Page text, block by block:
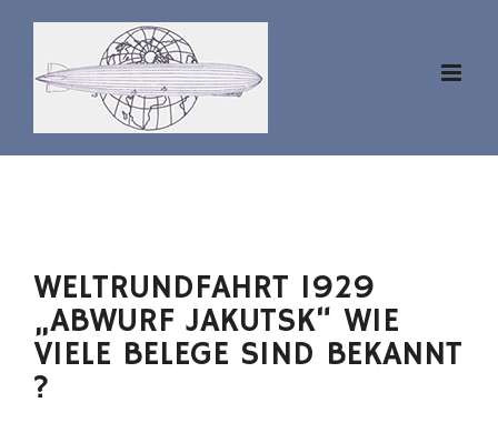
springen
WELTRUNDFAHRT 1929
„ABWURF JAKUTSK“ WIE
VIELE BELEGE SIND BEKANNT
?